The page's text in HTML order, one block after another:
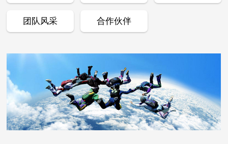
团队风采 合作伙伴